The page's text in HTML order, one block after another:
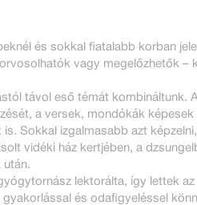
és sokkal fiatalabb korban
vagy megelőzhetők –
távol eső témát kombináltunk.
a versek, mondókák
is. Sokkal izgalmasabb azt
vidéki ház kertjében, a
után.
lektorálta, így lettek
és odafigyeléssel